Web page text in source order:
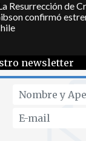
Resurrección de
confirmó
newsletter